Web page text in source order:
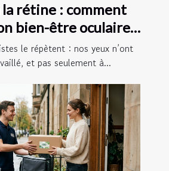
la rétine : comment
bien-être oculaire
le répètent : nos yeux n’ont
et pas seulement à...